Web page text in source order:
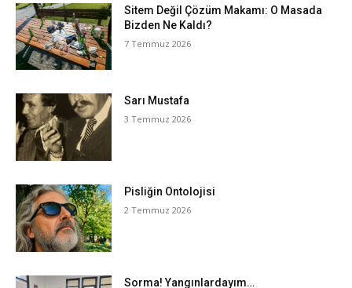
Sitem Değil Çözüm Makamı: O Masada
Bizden Ne Kaldı?
7 Temmuz 2026
Sarı Mustafa
3 Temmuz 2026
Pisliğin Ontolojisi
2 Temmuz 2026
Sorma! Yangınlardayım…